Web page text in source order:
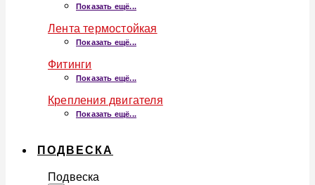
Показать ещё...
Лента термостойкая
Показать ещё...
Фитинги
Показать ещё...
Крепления двигателя
Показать ещё...
ПОДВЕСКА
Подвеска